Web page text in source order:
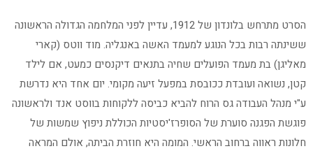
הסרט מתרחש בלונדון של 1912, עדיין לפני המלחמה הגדולה הראשונה
ששינתה רבות בכל הנוגע למעמד האשה באנגליה. מוד ווטס (קארי
מאליגן) בת מעמד הפועלים שחיה בתנאים דיקנסים כמעט, אם לילד
קטן, נשואה ועובדת ככובסת במפעל זיעה מקומי. יום אחד היא נדרשת
ע"י מנהל העבודה גס הרוח להביא כביסה ללקוחות בווסט אנד ולראשונה
פוגשת הפגנה סוערת של הסופרז'יסטיות הכוללת ניפוץ שמשות של
חלונות ראווה ברחוב הראשי. המומה היא חוזרת הביתה, אולם המראה